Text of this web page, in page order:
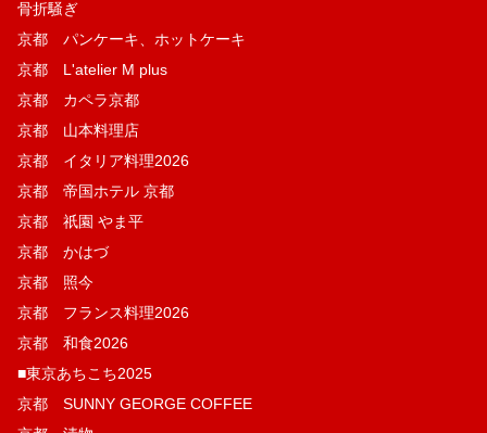
骨折騒ぎ
京都 パンケーキ、ホットケーキ
京都 L'atelier M plus
京都 カペラ京都
京都 山本料理店
京都 イタリア料理2026
京都 帝国ホテル 京都
京都 祇園 やま平
京都 かはづ
京都 照今
京都 フランス料理2026
京都 和食2026
■東京あちこち2025
京都 SUNNY GEORGE COFFEE